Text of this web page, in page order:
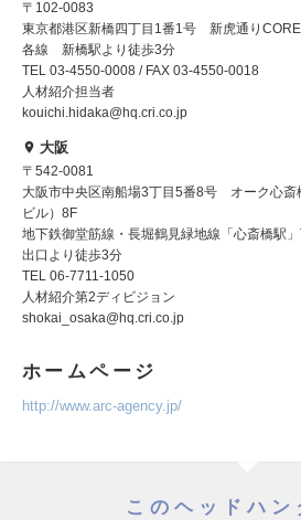
〒102-0083
東京都港区新橋四丁目1番1号 新虎通りCORE
各線 新橋駅より徒歩3分
TEL 03-4550-0008 / FAX 03-4550-0018
人材紹介担当者
kouichi.hidaka@hq.cri.co.jp
大阪
〒542-0081
大阪市中央区南船場3丁目5番8号 オーク心斎
ビル）8F
地下鉄御堂筋線・長堀鶴見緑地線「心斎橋駅
出口より徒歩3分
TEL 06-7711-1050
人材紹介第2ディビジョン
shokai_osaka@hq.cri.co.jp
ホームページ
http://www.arc-agency.jp/
このヘッドハン